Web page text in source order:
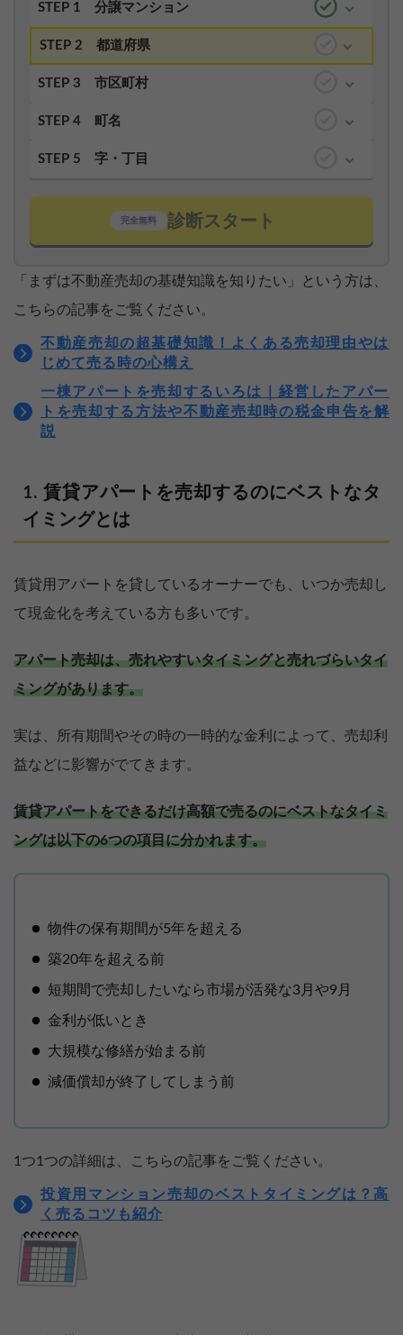
STEP 1 分譲マンション
STEP 2 都道府県
STEP 3 市区町村
STEP 4 町名
STEP 5 字・丁目
完全無料 診断スタート
「まずは不動産売却の基礎知識を知りたい」という方は、
こちらの記事をご覧ください。
不動産売却の超基礎知識！よくある売却理由やは
じめて売る時の心構え
一棟アパートを売却するいろは｜経営したアパー
トを売却する方法や不動産売却時の税金申告を解
説
賃貸アパートを売却するのにベストなタ
イミングとは
賃貸用アパートを貸しているオーナーでも、いつか売却し
て現金化を考えている方も多いです。
アパート売却は、売れやすいタイミングと売れづらいタイ
ミングがあります。
実は、所有期間やその時の一時的な金利によって、売却利
益などに影響がでてきます。
賃貸アパートをできるだけ高額で売るのにベストなタイミ
ングは以下の6つの項目に分かれます。
物件の保有期間が5年を超える
築20年を超える前
短期間で売却したいなら市場が活発な3月や9月
金利が低いとき
大規模な修繕が始まる前
減価償却が終了してしまう前
1つ1つの詳細は、こちらの記事をご覧ください。
投資用マンション売却のベストタイミングは？高
く売るコツも紹介